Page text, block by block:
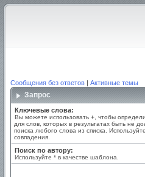
Сообщения без ответов | Активные темы
Запрос
Ключевые слова:
Вы можете использовать + , чтобы
для слов, которых в результатах быть не
поиска любого слова из списка. Используйте
совпадения.
Поиск по автору:
Используйте * в качестве шаблона.